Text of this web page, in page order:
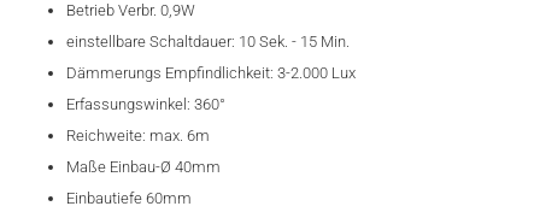
Betrieb Verbr. 0,9W
einstellbare Schaltdauer: 10 Sek. - 15 Min.
Dämmerungs Empfindlichkeit: 3-2.000 Lux
Erfassungswinkel: 360°
Reichweite: max. 6m
Maße Einbau-Ø 40mm
Einbautiefe 60mm